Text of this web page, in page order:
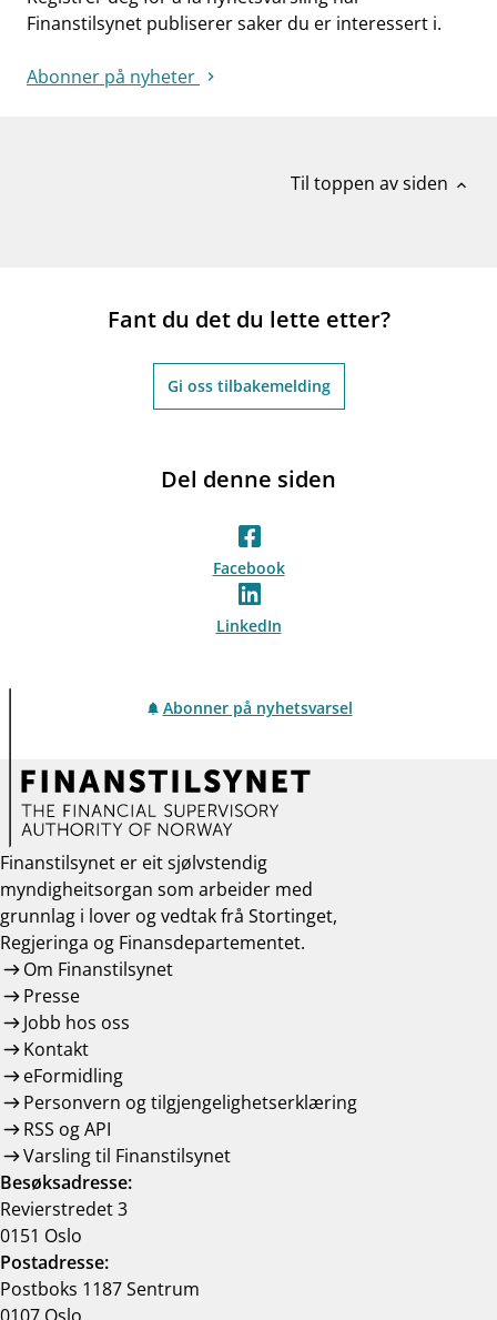
Finanstilsynet publiserer saker du er interessert i.
Abonner på nyheter
Til toppen av siden expand_less
Fant du det du lette etter?
Gi oss tilbakemelding
Del denne siden
Facebook
LinkedIn
Abonner på nyhetsvarsel
Finanstilsynet er eit sjølvstendig
myndigheitsorgan som arbeider med
grunnlag i lover og vedtak frå Stortinget,
Regjeringa og Finansdepartementet.
Om Finanstilsynet
Presse
Jobb hos oss
Kontakt
eFormidling
Personvern og tilgjengelighetserklæring
RSS og API
Varsling til Finanstilsynet
Besøksadresse:
Revierstredet 3
0151 Oslo
Postadresse:
Postboks 1187 Sentrum